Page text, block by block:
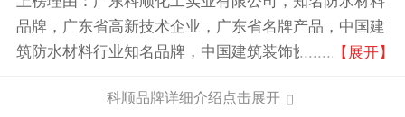
品牌，广东省高新技术企业，广东省名牌产品，中国建
筑防水材料行业知名品牌，中国建筑装饰协会会员，中
专业生产企业之一。
【展开】
科顺品牌详细介绍点击展开